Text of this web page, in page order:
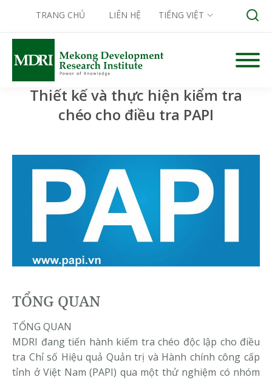
Skip
content
TRANG CHỦ LIÊN HỆ TIẾNG VIỆT
Thiết kế và thực hiện kiểm tra
chéo cho điều tra PAPI
TỔNG QUAN
TỔNG QUAN
MDRI đang tiến hành kiếm tra chéo độc lập cho điều
tra Chỉ số Hiệu quả Quản trị và Hành chính công cấp
tỉnh ở Việt Nam (PAPI) qua một thử nghiệm có nhóm